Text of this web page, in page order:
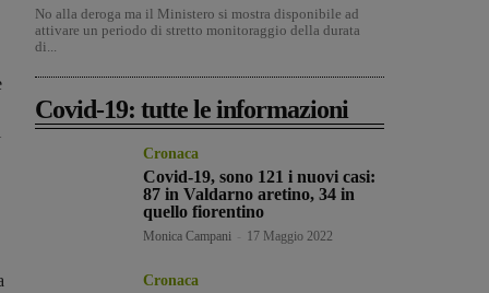
No alla deroga ma il Ministero si mostra disponibile ad
attivare un periodo di stretto monitoraggio della durata
di...
Covid-19: tutte le informazioni
Cronaca
Covid-19, sono 121 i nuovi casi:
87 in Valdarno aretino, 34 in
quello fiorentino
Monica Campani 17 Maggio 2022
Cronaca